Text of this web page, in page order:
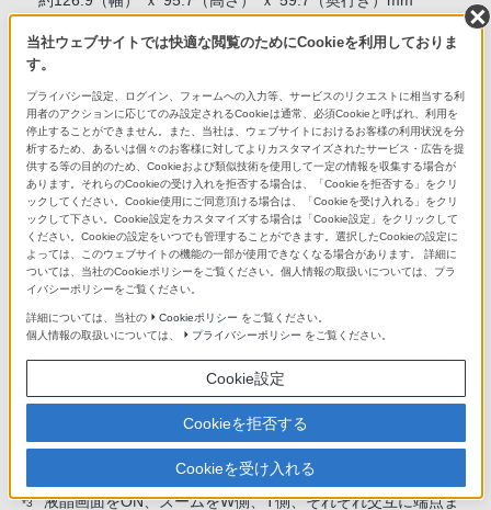
付属品
付属品
リチャージャブルバッテリーパック NP-FW50、ACアダプタ
ー AC-UUD11、ショルダーストラップ、ボディキャップ、ア
クセサリーシューキャップ、アイピースカップ、マイクロUS
Bケーブル他
キットレンズ
ボディのみ ILCE-7M2：キットレンズなし
ズームレンズキット ILCE-7M2K：FE 28-70mm F3.5-5.6 OS
S
*1 ソニー製フラッシュ装着時
撮影条件や使用するメモリーカードにより異なります。
*3 液晶画面をON、ズームをW側、T側、それぞれ交互に端点ま
当社ウェブサイトでは快適な閲覧のためにCookieを利用しておりま
す。
プライバシー設定、ログイン、フォームへの入力等、サービスのリクエストに相当する利
用者のアクションに応じてのみ設定されるCookieは通常、必須Cookieと呼ばれ、利用を
停止することができません。また、当社は、ウェブサイトにおけるお客様の利用状況を分
析するため、あるいは個々のお客様に対してよりカスタマイズされたサービス・広告を提
供する等の目的のため、Cookieおよび類似技術を使用して一定の情報を収集する場合が
あります。それらのCookieの受け入れを拒否する場合は、「Cookieを拒否する」をクリ
ックしてください。Cookie使用にご同意頂ける場合は、「Cookieを受け入れる」をクリ
ックして下さい。Cookie設定をカスタマイズする場合は「Cookie設定」をクリックして
ください。Cookieの設定をいつでも管理することができます。選択したCookieの設定に
よっては、このウェブサイトの機能の一部が使用できなくなる場合があります。 詳細に
ついては、当社のCookieポリシーをご覧ください。個人情報の取扱いについては、プラ
イバシーポリシーをご覧ください。
詳細については、当社の Cookieポリシー をご覧ください。
個人情報の取扱いについては、
プライバシーポリシー をご覧ください。
Cookie設定
Cookieを拒否する
Cookieを受け入れる